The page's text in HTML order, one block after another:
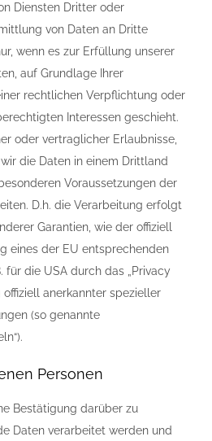
Diensten Dritter oder
von Daten an Dritte
wenn es zur Erfüllung unserer
auf Grundlage Ihrer
rechtlichen Verpflichtung oder
Interessen geschieht.
oder vertraglicher Erlaubnisse,
die Daten in einem Drittland
Voraussetzungen der
D.h. die Verarbeitung erfolgt
Garantien, wie der offiziell
eines der EU entsprechenden
für die USA durch das „Privacy
offiziell anerkannter spezieller
(so genannte
Personen
Bestätigung darüber zu
Daten verarbeitet werden und